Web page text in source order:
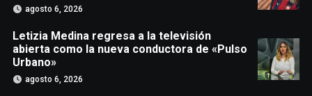
agosto 6, 2026
Letizia Medina regresa a la televisión
abierta como la nueva conductora de «Pulso
Urbano»
agosto 6, 2026